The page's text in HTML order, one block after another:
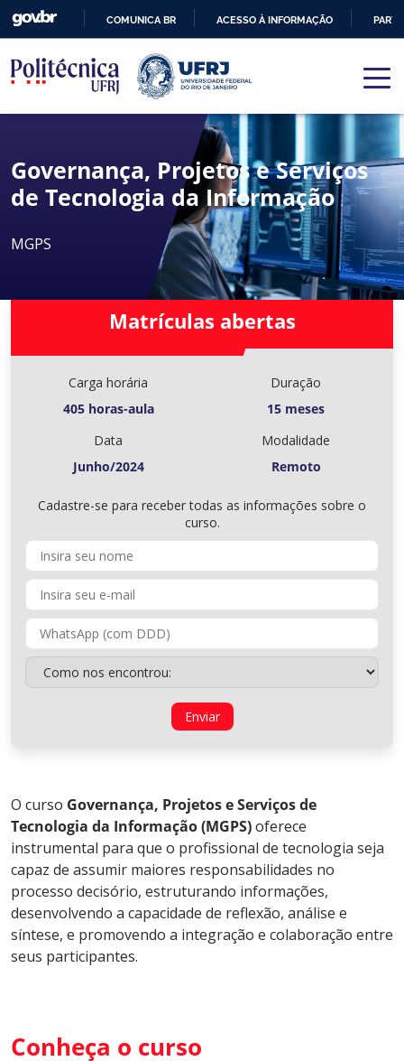
PARA
O
CONTEÚDO
COMUNICA BR ACESSO À INFORMAÇÃO
Governança, Projetos e Serviços
de Tecnologia da Informação
MGPS
Matrículas abertas
Carga horária
405 horas-aula
Duração
15 meses
Data
Junho/2024
Modalidade
Remoto
Cadastre-se para receber todas as informações sobre o
curso.
O curso Governança, Projetos e Serviços de
Tecnologia da Informação (MGPS)oferece
instrumental para que o profissional de tecnologia seja
capaz de assumir maiores responsabilidades no
processo decisório, estruturando informações,
desenvolvendo a capacidade de reflexão, análise e
síntese, e promovendo a integração e colaboração entre
seus participantes.
Conheça o curso